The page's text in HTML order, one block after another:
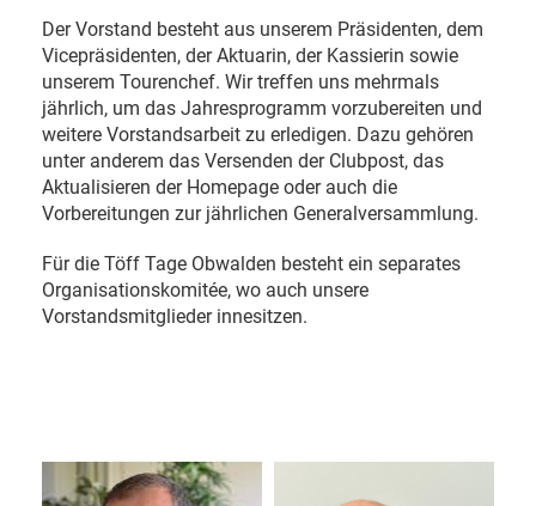
Der Vorstand besteht aus unserem Präsidenten, dem
Vicepräsidenten, der Aktuarin, der Kassierin sowie
unserem Tourenchef. Wir treffen uns mehrmals
jährlich, um das Jahresprogramm vorzubereiten und
weitere Vorstandsarbeit zu erledigen. Dazu gehören
unter anderem das Versenden der Clubpost, das
Aktualisieren der Homepage oder auch die
Vorbereitungen zur jährlichen Generalversammlung.
Für die Töff Tage Obwalden besteht ein separates
Organisationskomitée, wo auch unsere
Vorstandsmitglieder innesitzen.